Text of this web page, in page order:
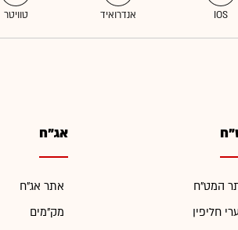
המט"ח
חליפין
אג"ח
אתר אג"ח
מק"מים